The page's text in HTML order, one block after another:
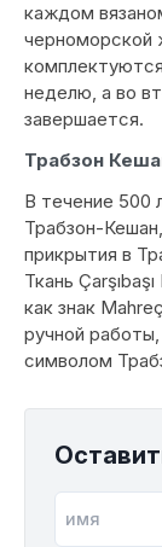
каждом
черноморской
неделю, а во
завершается.
Трабзон
В течение 500
Трабзон-
прикрытия в
Ткань
как знак
ручной
символом